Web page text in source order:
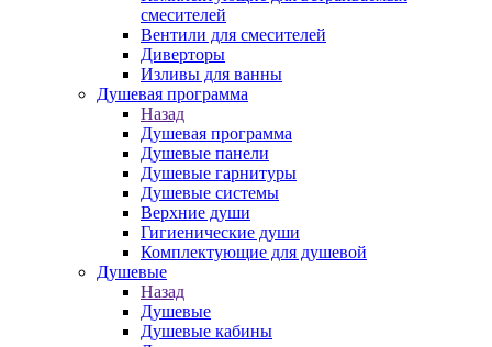
смесителей
Вентили для смесителей
Диверторы
Изливы для ванны
Душевая программа
Назад
Душевая программа
Душевые панели
Душевые гарнитуры
Душевые системы
Верхние души
Гигиенические души
Комплектующие для душевой
Душевые
Назад
Душевые
Душевые кабины